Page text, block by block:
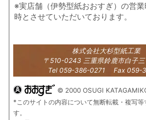
※実店舗（伊勢型紙おおすぎ）の営
時とさせていただいております。
株式会社大杉型紙工業
〒510-0243 三重県鈴鹿市白子
Tel 059-386-0271 Fax 059-
© 2000 OSUGI
*このサイトの内容について無断転載・複写等
す。